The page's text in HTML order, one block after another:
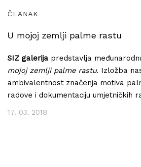
ČLANAK
U mojoj zemlji palme rastu
SIZ galerija predstavlja
mojoj zemlji palme rastu. Izložba
ambivalentnost značenja motiva
radove i dokumentaciju umjetničkih
17. 03. 2018